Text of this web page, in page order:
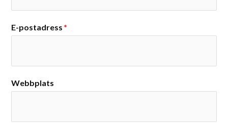
E-postadress *
Webbplats